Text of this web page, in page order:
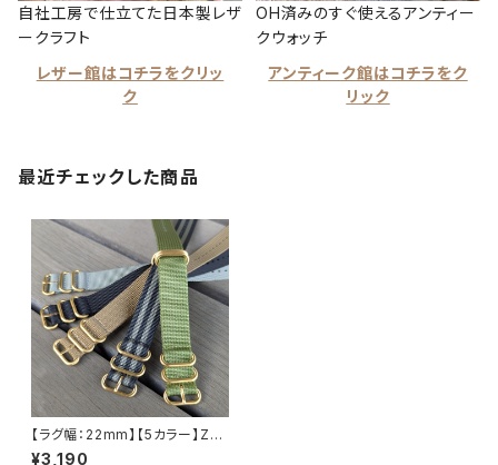
自社工房で仕立てた日本製レザ
ークラフト
レザー館はコチラをクリッ
ク
OH済みのすぐ使えるアンティー
クウォッチ
アンティーク館はコチラをク
リック
最近チェックした商品
【ラグ幅：22mm】【5カラー】ZU
LU ナイロンベルト/ストラップ
¥3,190